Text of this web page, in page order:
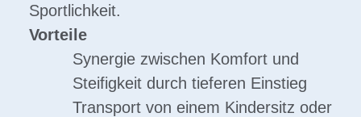
Sportlichkeit.
Vorteile
Synergie zwischen Komfort und
Steifigkeit durch tieferen Einstieg
Transport von einem Kindersitz oder